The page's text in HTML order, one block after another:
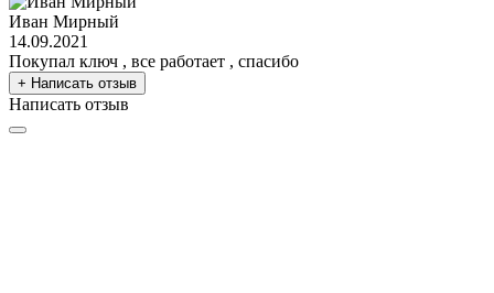
Иван Мирный
14.09.2021
Покупал ключ , все работает , спасибо
+ Написать отзыв
Написать отзыв